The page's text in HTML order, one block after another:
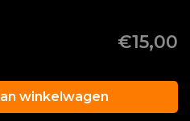
€15,00
winkelwagen